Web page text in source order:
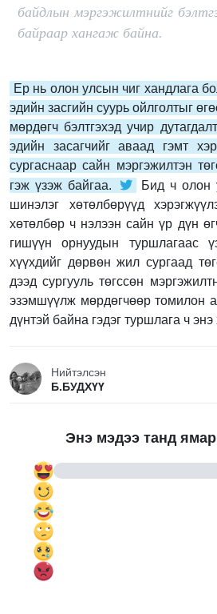
байдлын мэргэжилтнийг
байраар хангаж байна.
Ер нь олон улсын чиг хандлага
эдийн засгийн суурь ойлголтыг
мөрдөгч бэлтгэхэд учир
эдийн засагчийг аваад гэмт
сургаснаар сайн мэргэжилтэн
гэж үзэж байгаа.
Бид ч олон
шинэлэг хөтөлбөрүүд
хөтөлбөр ч нэлээн сайн үр дүн
гишүүн орнуудын туршлагаас
хүүхдийг дөрвөн жил сургаад
дээд сургууль төгссөн
эзэмшүүлж мөрдөгчөөр томилон
дүнтэй байна гэдэг туршлага ч
Нийтэлсэн
Б.БУДХҮҮ
Энэ мэдээ танд ямар